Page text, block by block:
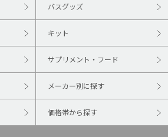
バスグッズ
キット
サプリメント・フード
メーカー別に探す
価格帯から探す